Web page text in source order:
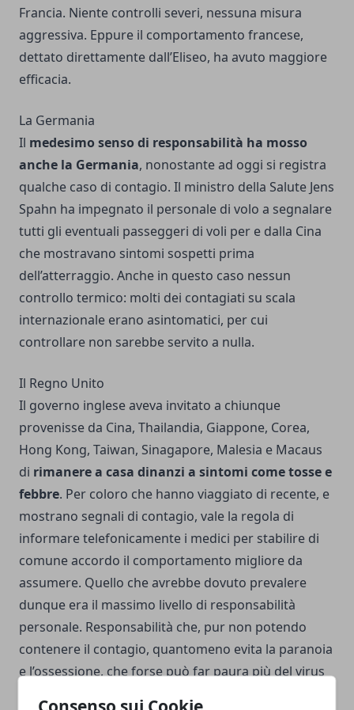
Consenso sui Cookie
Francia. Niente controlli severi, nessuna misura
aggressiva. Eppure il comportamento francese,
dettato direttamente dall’Eliseo, ha avuto maggiore
efficacia.
La Germania
Il medesimo senso di responsabilità ha mosso
anche la Germania, nonostante ad oggi si registra
qualche caso di contagio. Il ministro della Salute Jens
Spahn ha impegnato il personale di volo a segnalare
tutti gli eventuali passeggeri di voli per e dalla Cina
che mostravano sintomi sospetti prima
dell’atterraggio. Anche in questo caso nessun
controllo termico: molti dei contagiati su scala
internazionale erano asintomatici, per cui
controllare non sarebbe servito a nulla.
Il Regno Unito
Il governo inglese aveva invitato a chiunque
provenisse da Cina, Thailandia, Giappone, Corea,
Hong Kong, Taiwan, Sinagapore, Malesia e Macaus
di rimanere a casa dinanzi a sintomi come tosse e
febbre. Per coloro che hanno viaggiato di recente, e
mostrano segnali di contagio, vale la regola di
informare telefonicamente i medici per stabilire di
comune accordo il comportamento migliore da
assumere. Quello che avrebbe dovuto prevalere
dunque era il massimo livello di responsabilità
personale. Responsabilità che, pur non potendo
contenere il contagio, quantomeno evita la paranoia
e l’ossessione, che forse può far paura più del virus